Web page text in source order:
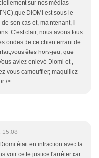
sur nos médias
DIOMI est sous le
son cas et, maintenant, il
C'est clair, nous avons tous
ondes de ce chien errant de
êtes hors-jeu, que
aviez enlevé Diomi et ,
vous camouffler; maquillez
/>
15:08
était en infraction avec la
voir cette justice l'arrêter car